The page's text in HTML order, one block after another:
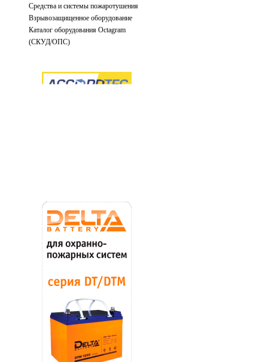
Средства и системы пожаротушения
Взрывозащищенное оборудование
Каталог оборудования Octagram
(СКУД/ОПС)